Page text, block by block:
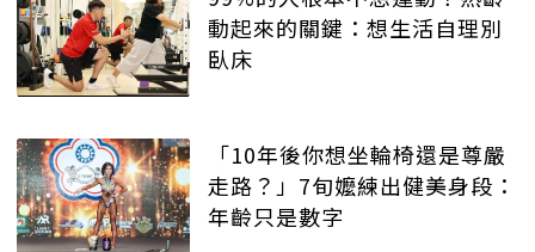
動起來的關鍵：想生活自理別
臥床
「10年後你想坐輪椅還是尊嚴
走路？」7旬嬤練出健美身段：
年齡只是數字